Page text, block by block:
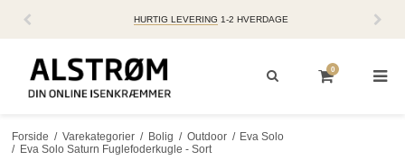
HURTIG LEVERING 1-2 HVERDAGE
0
Forside / Varekategorier / Bolig / Outdoor / Eva Solo
/ Eva Solo Saturn Fuglefoderkugle - Sort